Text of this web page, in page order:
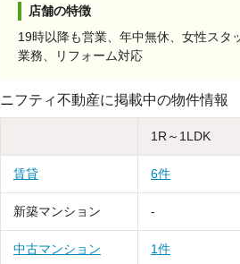
店舗の特徴
19時以降も営業、年中無休、女性スタ
業務、リフォーム対応
ニフティ不動産に掲載中の物件情報
1R～1LDK
賃貸 6件
新築マンション -
中古マンション 1件